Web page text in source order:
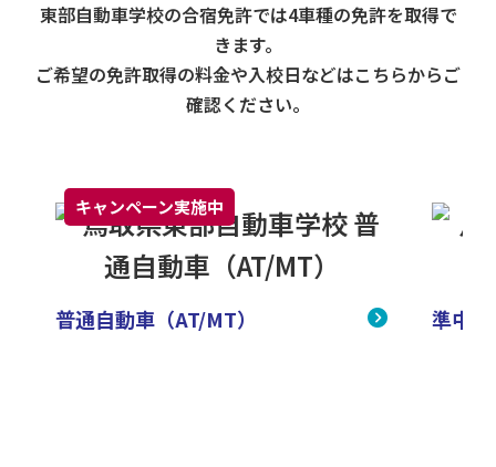
東部自動車学校の合宿免許では4車種の免許を取得で
きます。
ご希望の免許取得の料金や入校日などはこちらからご
確認ください。
キャンペーン実施中
普通自動車（AT/MT） 準中